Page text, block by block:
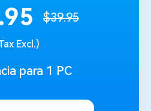
$39.95
Excl.)
para 1 PC